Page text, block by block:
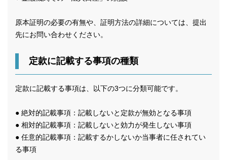
原本証明の必要の有無や、証明方法の詳細については、提出
先にお問い合わせください。
定款に記載する事項の種類
定款に記載する事項は、以下の3つに分類可能です。
● 絶対的記載事項：記載しないと定款が無効となる事項
● 相対的記載事項：記載しないと効力が発生しない事項
● 任意的記載事項：記載するかしないか当事者に任されてい
る事項